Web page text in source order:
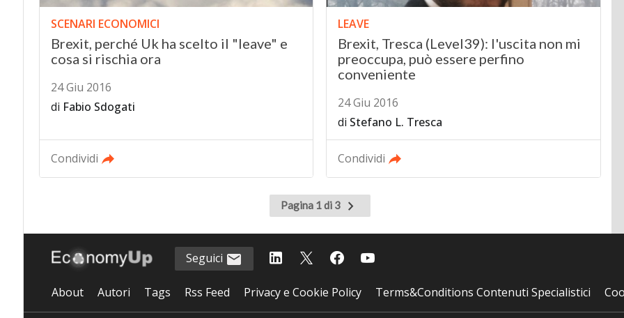
SCENARI ECONOMICI
Brexit, perché Uk ha scelto il "leave" e
cosa si rischia ora
24 Giu 2016
di Fabio Sdogati
Condividi
LEAVE
Brexit, Tresca (Level39): l'uscita non mi
preoccupa, può essere perfino
conveniente
24 Giu 2016
di Stefano L. Tresca
Condividi
Pagina 1 di 3
Pagina
successiva
Seguici
About Autori Tags Rss Feed Privacy e Cookie Policy Terms&Conditions Contenuti Specialistici